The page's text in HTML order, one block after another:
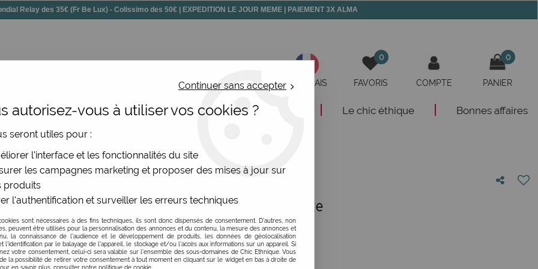
Relay des 35€ (Fr Be Lux) - Colissimo des 50€ | EXPEDITION LE JOUR MEME | PAIEMENT 3X ALMA
FRANÇAIS
0
FAVORIS COMPTE
0
PANIER
Chaussures Bijoux Nouveautés Le chic éthique Bonnes affaires
et autres Pochette orange tissu éponge
Pochette orange tissu éponge
Soyez le premier à donner votre avis !
10,50 €TTC
Continuer sans accepter
autorisez-vous à utiliser vos cookies ?
seront utiles pour :
l'interface et les fonctionnalités du site
les campagnes marketing et proposer des mises à jour sur
produits
l'authentification et surveiller les erreurs techniques
sont nécessaires à des fins techniques, ils sont donc dispensés de consentement. D'autres, non
peuvent être utilisés pour la personnalisation des annonces et du contenu, la mesure des annonces et
la connaissance de l'audience et le développement de produits, les données de géolocalisation
l'identification par le balayage de l'appareil, le stockage et/ou l'accès aux informations sur un appareil. Si
votre consentement, celui-ci sera valable sur l’ensemble des sous-domaines de Chic Ethnique. Vous
la possibilité de retirer votre consentement à tout moment en cliquant sur le widget en bas à droite de
en savoir plus, consulter notre politique de cookie.